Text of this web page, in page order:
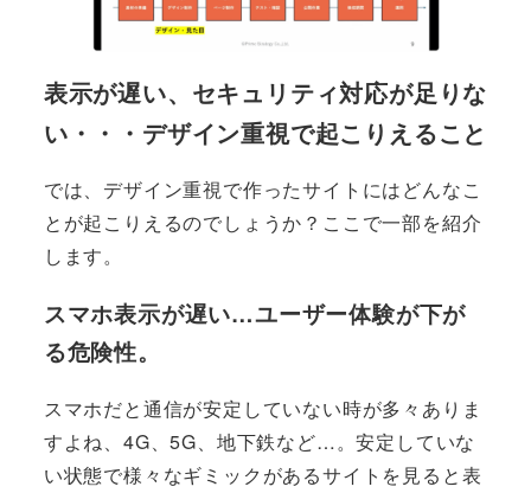
表示が遅い、セキュリティ対応が足りな
い・・・デザイン重視で起こりえること
では、デザイン重視で作ったサイトにはどんなこ
とが起こりえるのでしょうか？ここで一部を紹介
します。
スマホ表示が遅い…ユーザー体験が下が
る危険性。
スマホだと通信が安定していない時が多々ありま
すよね、4G、5G、地下鉄など…。安定していな
い状態で様々なギミックがあるサイトを見ると表